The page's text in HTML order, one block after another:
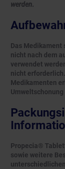
werden.
Das Medikament
nicht nach dem
verwendet
nicht
Medikamenten
Propecia®
sowie weitere